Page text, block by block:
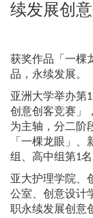
续发展创
获奖作品「一棵
品，永续发展。
亚洲大学举办第
创意创客竞赛」
为主轴，分二阶
「一棵龙眼」、
组、高中组第1名
亚大护理学院、
公室、创意设计
职永续发展创意